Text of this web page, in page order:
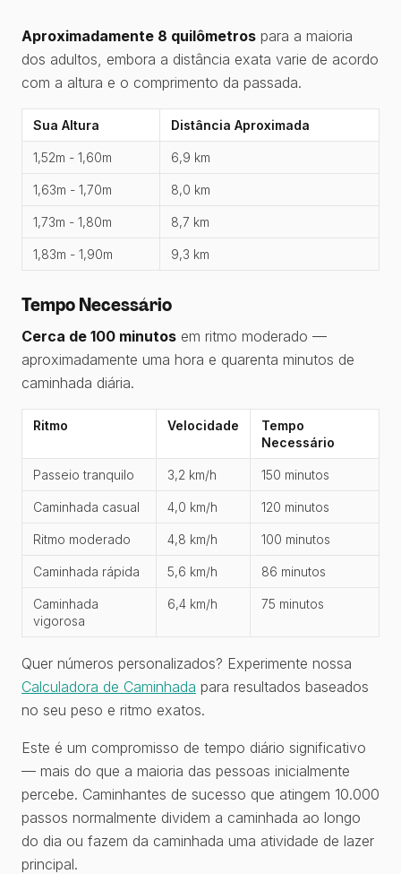
Aproximadamente 8 quilômetros para a maioria
dos adultos, embora a distância exata varie de acordo
com a altura e o comprimento da passada.
Sua Altura Distância Aproximada
1,52m - 1,60m 6,9 km
1,63m - 1,70m 8,0 km
1,73m - 1,80m 8,7 km
1,83m - 1,90m 9,3 km
Tempo Necessário
Cerca de 100 minutos em ritmo moderado —
aproximadamente uma hora e quarenta minutos de
caminhada diária.
Ritmo Velocidade
Tempo
Necessário
Passeio tranquilo 3,2 km/h 150 minutos
Caminhada casual 4,0 km/h 120 minutos
Ritmo moderado 4,8 km/h 100 minutos
Caminhada rápida 5,6 km/h 86 minutos
Caminhada
vigorosa
6,4 km/h 75 minutos
Quer números personalizados? Experimente nossa
Calculadora de Caminhada para resultados baseados
no seu peso e ritmo exatos.
Este é um compromisso de tempo diário significativo
— mais do que a maioria das pessoas inicialmente
percebe. Caminhantes de sucesso que atingem 10.000
passos normalmente dividem a caminhada ao longo
do dia ou fazem da caminhada uma atividade de lazer
principal.